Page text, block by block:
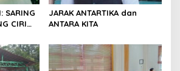
SARING
CIRI
JARAK ANTARTIKA dan
ANTARA KITA